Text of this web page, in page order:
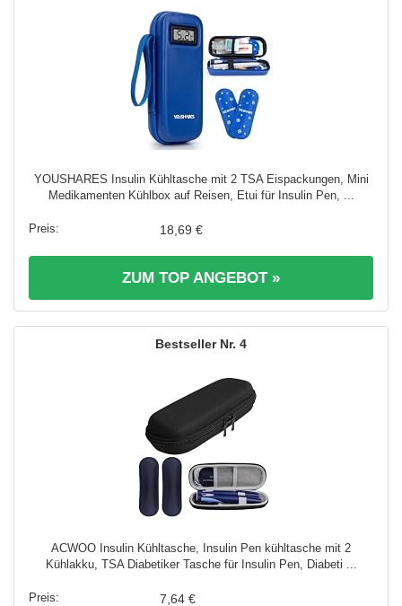
YOUSHARES Insulin Kühltasche mit 2 TSA Eispackungen, Mini
Medikamenten Kühlbox auf Reisen, Etui für Insulin Pen, ...
18,69 €
ZUM TOP ANGEBOT »
4
ACWOO Insulin Kühltasche, Insulin Pen kühltasche mit 2
Kühlakku, TSA Diabetiker Tasche für Insulin Pen, Diabeti ...
7,64 €